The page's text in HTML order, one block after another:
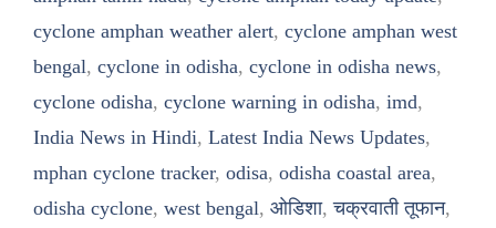
cyclone amphan weather alert, cyclone amphan west
bengal, cyclone in odisha, cyclone in odisha news,
cyclone odisha, cyclone warning in odisha, imd,
India News in Hindi, Latest India News Updates,
mphan cyclone tracker, odisa, odisha coastal area,
odisha cyclone, west bengal, ओडिशा,चक्रवाती तूफान,